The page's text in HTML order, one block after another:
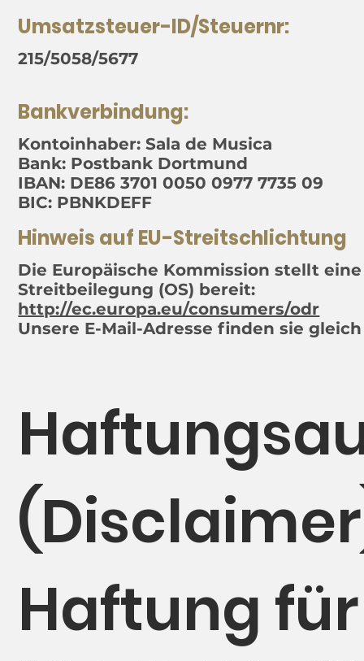
Umsatzsteuer-ID/Steuernr:
Bankverbindung:
Hinweis auf EU-Streitschlichtung
Haftung
215/5058/5677
Kontoinhaber: Sala de Musica
Bank: Postbank Dortmund
IBAN: DE86 3701 0050 0977 7735 09
BIC: PBNKDEFF
Die Europäische Kommission stellt
Streitbeilegung (OS) bereit:
http://ec.europa.eu/consumers/odr
Unsere E-Mail-Adresse finden sie